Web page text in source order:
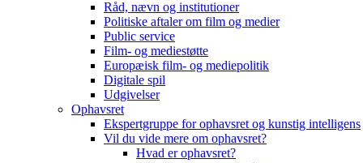
Råd, nævn og institutioner
Politiske aftaler om film og medier
Public service
Film- og mediestøtte
Europæisk film- og mediepolitik
Digitale spil
Udgivelser
Ophavsret
Ekspertgruppe for ophavsret og kunstig intelligens
Vil du vide mere om ophavsret?
Hvad er ophavsret?